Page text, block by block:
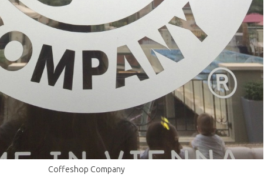
Coffeshop Company